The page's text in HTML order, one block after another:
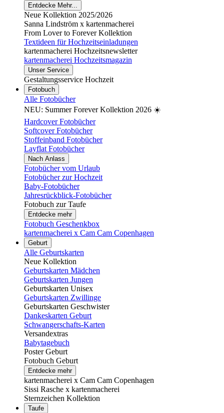
Entdecke Mehr...
Neue Kollektion 2025/2026
Sanna Lindström x kartenmacherei
From Lover to Forever Kollektion
Textideen für Hochzeitseinladungen
kartenmacherei Hochzeitsnewsletter
kartenmacherei Hochzeitsmagazin
Unser Service
Gestaltungsservice Hochzeit
Fotobuch
Alle Fotobücher
NEU: Summer Forever Kollektion 2026 ☀️
Hardcover Fotobücher
Softcover Fotobücher
Stoffeinband Fotobücher
Layflat Fotobücher
Nach Anlass
Fotobücher vom Urlaub
Fotobücher zur Hochzeit
Baby-Fotobücher
Jahresrückblick-Fotobücher
Fotobuch zur Taufe
Entdecke mehr
Fotobuch Geschenkbox
kartenmacherei x Cam Cam Copenhagen
Geburt
Alle Geburtskarten
Neue Kollektion
Geburtskarten Mädchen
Geburtskarten Jungen
Geburtskarten Unisex
Geburtskarten Zwillinge
Geburtskarten Geschwister
Dankeskarten Geburt
Schwangerschafts-Karten
Versandextras
Babytagebuch
Poster Geburt
Fotobuch Geburt
Entdecke mehr
kartenmacherei x Cam Cam Copenhagen
Sissi Rasche x kartenmacherei
Sternzeichen Kollektion
Taufe